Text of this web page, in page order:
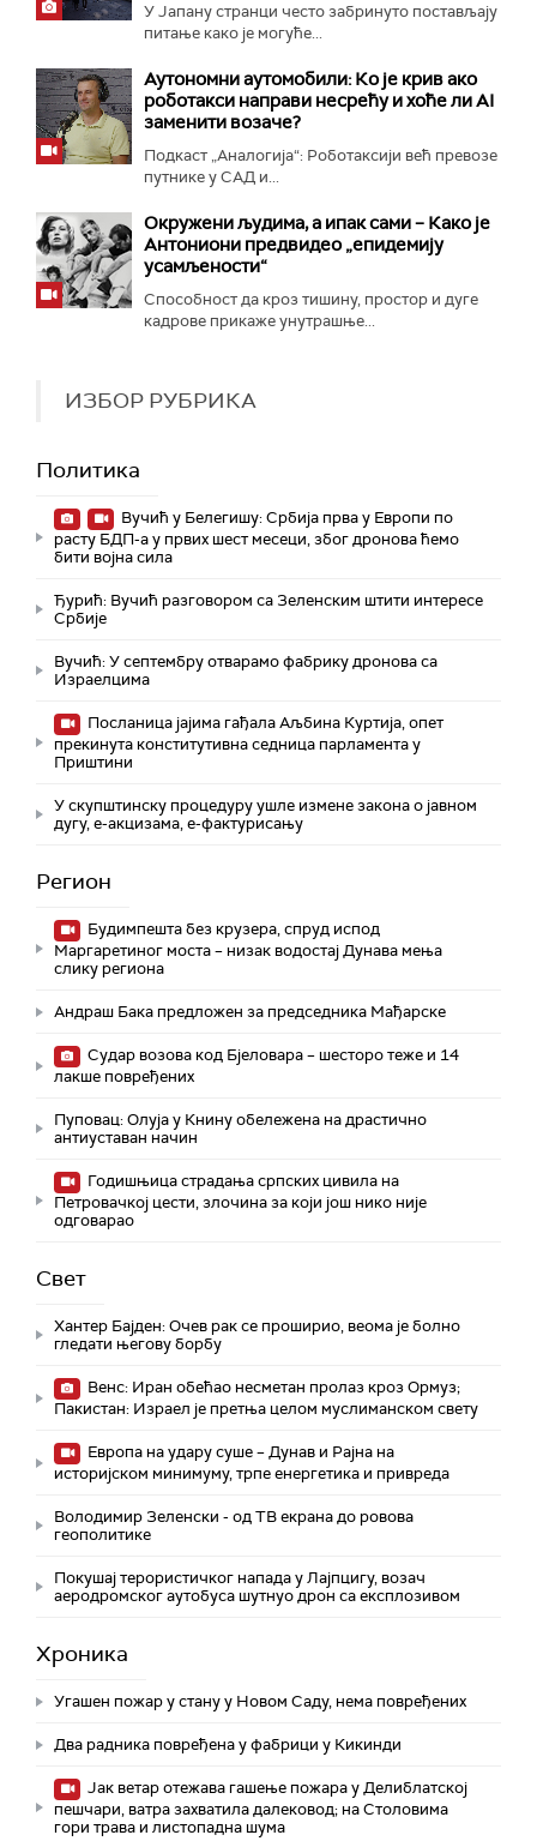
У Јапану странци често забринуто постављају
питање како је могуће...
Аутономни аутомобили: Ко је крив ако
роботакси направи несрећу и хоће ли AI
заменити возаче?
Подкаст „Аналогија“: Роботаксији већ превозе
путнике у САД и...
Окружени људима, а ипак сами – Како је
Антониони предвидео „епидемију
усамљености“
Способност да кроз тишину, простор и дуге
кадрове прикаже унутрашње...
ИЗБОР РУБРИКА
Политика
Вучић у Белегишу: Србија прва у Европи по
расту БДП-а у првих шест месеци, због дронова ћемо
бити војна сила
Ђурић: Вучић разговором са Зеленским штити интересе
Србије
Вучић: У септембру отварамо фабрику дронова са
Израелцима
Посланица јајима гађала Аљбина Куртија, опет
прекинута конститутивна седница парламента у
Приштини
У скупштинску процедуру ушле измене закона о јавном
дугу, е-акцизама, е-фактурисању
Регион
Будимпешта без крузера, спруд испод
Маргаретиног моста – низак водостај Дунава мења
слику региона
Андраш Бакa предложен за председника Мађарске
Судар возова код Бјеловара – шесторо теже и 14
лакше повређених
Пуповац: Олуја у Книну обележена на драстично
антиуставан начин
Годишњица страдања српских цивила на
Петровачкој цести, злочина за који још нико није
одговарао
Свет
Хантер Бајден: Очев рак се проширио, веома је болно
гледати његову борбу
Венс: Иран обећао несметан пролаз кроз Ормуз;
Пакистан: Израел је претња целом муслиманском свету
Европа на удару суше – Дунав и Рајна на
историјском минимуму, трпе енергетика и привреда
Володимир Зеленски - од ТВ екрана до ровова
геополитике
Покушај терористичког напада у Лајпцигу, возач
аеродромског аутобуса шутнуо дрон са експлозивом
Хроника
Угашен пожар у стану у Новом Саду, нема повређених
Два радника повређена у фабрици у Кикинди
Јак ветар отежава гашење пожара у Делиблатској
пешчари, ватра захватила далековод; на Столовима
гори трава и листопадна шума